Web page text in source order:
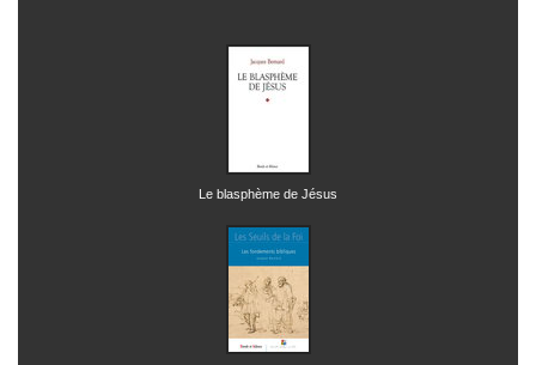
Le blasphème de Jésus